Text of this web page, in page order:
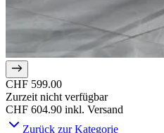
CHF 599.00
Zurzeit nicht verfügbar
CHF 604.90 inkl. Versand
Zurück zur Kategorie